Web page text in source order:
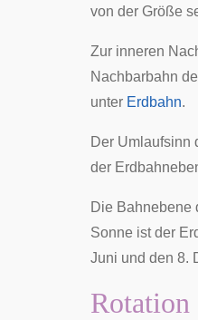
von der Größe
Zur inneren
Nachbarbahn
unter Erdbahn.
Der Umlaufsinn
der
Die Bahnebene
Sonne ist der
Juni und den 8.
Rotation